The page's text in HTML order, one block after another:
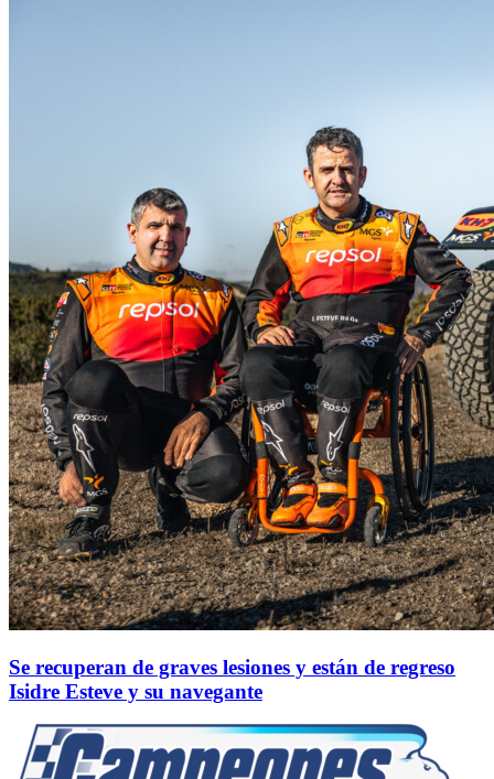
Se recuperan de graves lesiones y están de regreso
Isidre Esteve y su navegante